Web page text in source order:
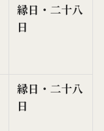
縁日・二十八
日
縁日・二十八
日